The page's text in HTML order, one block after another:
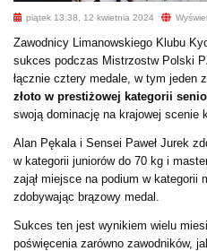
piątek 13:38, 12 kwietnia 2024
Zawodnicy Limanowskiego Klubu
sukces podczas Mistrzostw Polski
łącznie cztery medale, w tym jeden
złoto w prestiżowej kategorii
swoją dominację na krajowej scenie
Alan Pękala i Sensei Paweł Jurek
w kategorii juniorów do 70 kg i
zajął miejsce na podium w kategorii
zdobywając brązowy medal.
Sukces ten jest wynikiem wielu
poświęcenia zarówno zawodników,